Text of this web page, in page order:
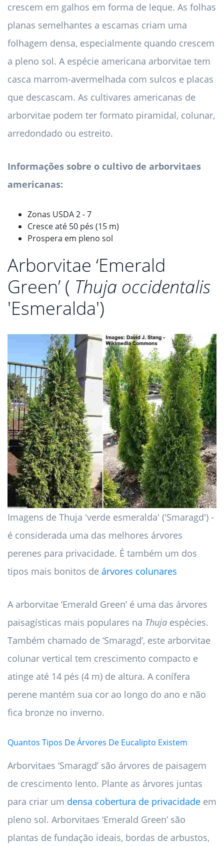
crescem em galhos em forma de leque. As folhas
planas semelhantes a escamas criam uma
folhagem densa, especialmente quando crescem
a pleno sol. A espécie americana arborvitae tem
casca marrom-avermelhada com sulcos e placas
que descascam. As cultivares americanas de
arborvitae podem ter formato piramidal, colunar,
arredondado ou estreito.
Informações sobre o cultivo de arborvitaes
americanas:
Zonas USDA 2 - 7
Cresce até 50 pés (15 m)
Prospera em pleno sol
Arborvitae ‘Emerald
Green’ ( Thuja occidentalis
'Esmeralda')
Imagens de Thuja 'verde esmeralda' ('Smaragd') -
é considerada uma das melhores árvores
perenes para privacidade. É também um dos
tipos mais bonitos de árvores colunares
A arborvitae ‘Emerald Green’ é uma das árvores
paisagísticas mais populares na Thuja espécies.
Também chamado de ‘Smaragd’, este arborvitae
colunar vertical tem crescimento compacto e
atinge até 14 pés (4 m) de altura. A conífera
perene mantém sua cor ao longo do ano e não
fica bronze no inverno.
Quantos Tipos De Árvores De Eucalipto Existem
Arborvitaes ‘Smaragd’ são árvores de paisagem
de crescimento lento. Plante as árvores juntas
para criar um densa cobertura de privacidade em
pleno sol. Arborvitaes ‘Emerald Green’ são
plantas de fundação ideais, bordas de arbustos,